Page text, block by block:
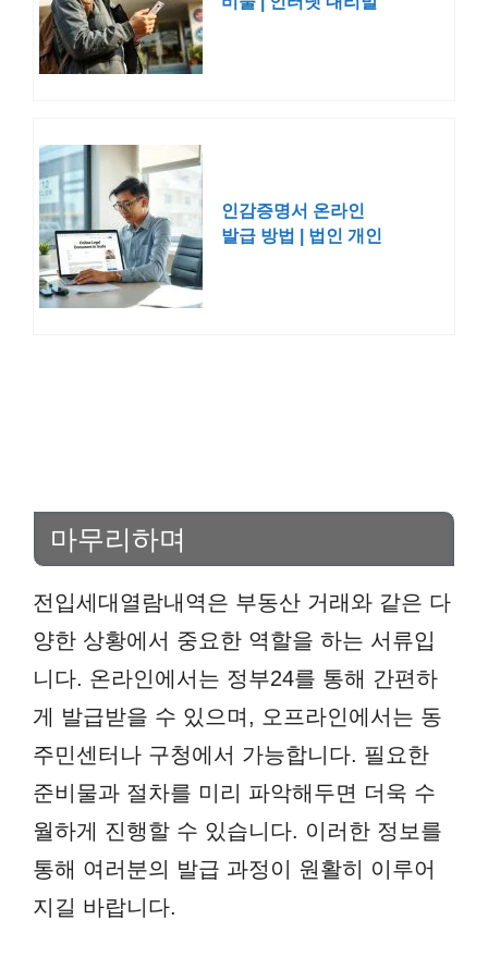
인감증명서 온라인
발급 방법 | 법인 개인
마무리하며
전입세대열람내역은 부동산 거래와 같은 다
양한 상황에서 중요한 역할을 하는 서류입
니다. 온라인에서는 정부24를 통해 간편하
게 발급받을 수 있으며, 오프라인에서는 동
주민센터나 구청에서 가능합니다. 필요한
준비물과 절차를 미리 파악해두면 더욱 수
월하게 진행할 수 있습니다. 이러한 정보를
통해 여러분의 발급 과정이 원활히 이루어
지길 바랍니다.